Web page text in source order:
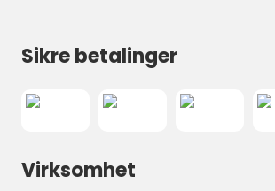
Sikre betalinger
Virksomhet